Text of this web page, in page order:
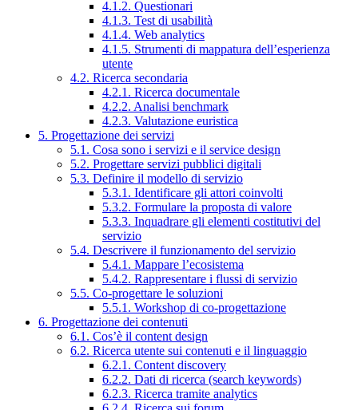
4.1.2. Questionari
4.1.3. Test di usabilità
4.1.4. Web analytics
4.1.5. Strumenti di mappatura dell’esperienza
utente
4.2. Ricerca secondaria
4.2.1. Ricerca documentale
4.2.2. Analisi benchmark
4.2.3. Valutazione euristica
5. Progettazione dei servizi
5.1. Cosa sono i servizi e il service design
5.2. Progettare servizi pubblici digitali
5.3. Definire il modello di servizio
5.3.1. Identificare gli attori coinvolti
5.3.2. Formulare la proposta di valore
5.3.3. Inquadrare gli elementi costitutivi del
servizio
5.4. Descrivere il funzionamento del servizio
5.4.1. Mappare l’ecosistema
5.4.2. Rappresentare i flussi di servizio
5.5. Co-progettare le soluzioni
5.5.1. Workshop di co-progettazione
6. Progettazione dei contenuti
6.1. Cos’è il content design
6.2. Ricerca utente sui contenuti e il linguaggio
6.2.1. Content discovery
6.2.2. Dati di ricerca (search keywords)
6.2.3. Ricerca tramite analytics